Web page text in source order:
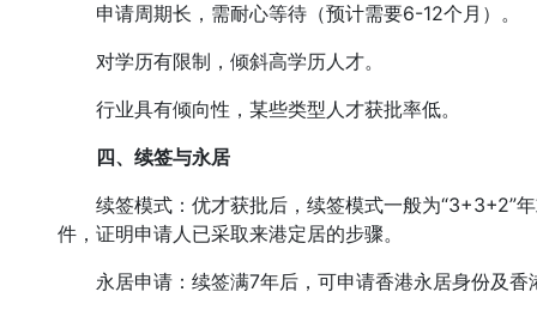
申请周期长，需耐心等待（预计需要6-12个月）。
对学历有限制，倾斜高学历人才。
行业具有倾向性，某些类型人才获批率低。
四、续签与永居
续签模式：优才获批后，续签模式一般为“3+3+2”年
件，证明申请人已采取来港定居的步骤。
永居申请：续签满7年后，可申请香港永居身份及香